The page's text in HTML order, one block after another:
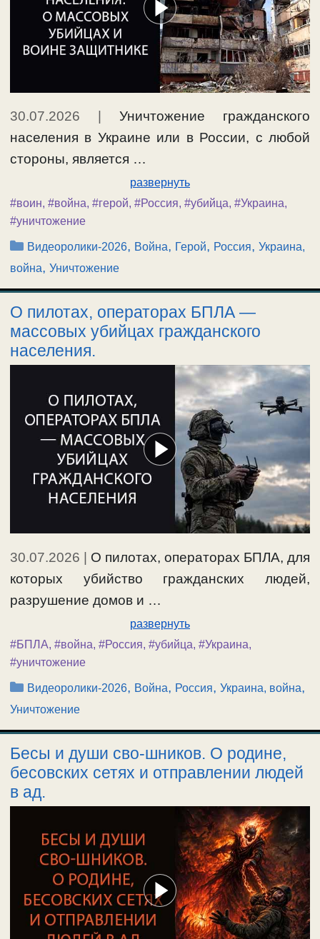
30.07.2026
Уничтожение гражданского
населения в Украине или в России, с любой
стороны, является …
развернуть
#воин, #война, #герой, #Россия, #убийца, #Украина,
#уничтожение
Рубрики
Видеоролики-2026, Война, Герой, Россия,Украина,
война, Уничтожение
О пилотах, операторах БПЛА —
массовых убийцах гражданского
населения.
30.07.2026
О пилотах, операторах БПЛА, для
которых убийство гражданских людей,
разрушение домов и …
развернуть
#БПЛА, #война, #Россия, #убийца, #Украина,
#уничтожение
Рубрики
Видеоролики-2026, Война, Россия,Украина, война,
Уничтожение
Бесы и души сво-шников. О родине,
бесовских сетях и отправлении людей
в ад.